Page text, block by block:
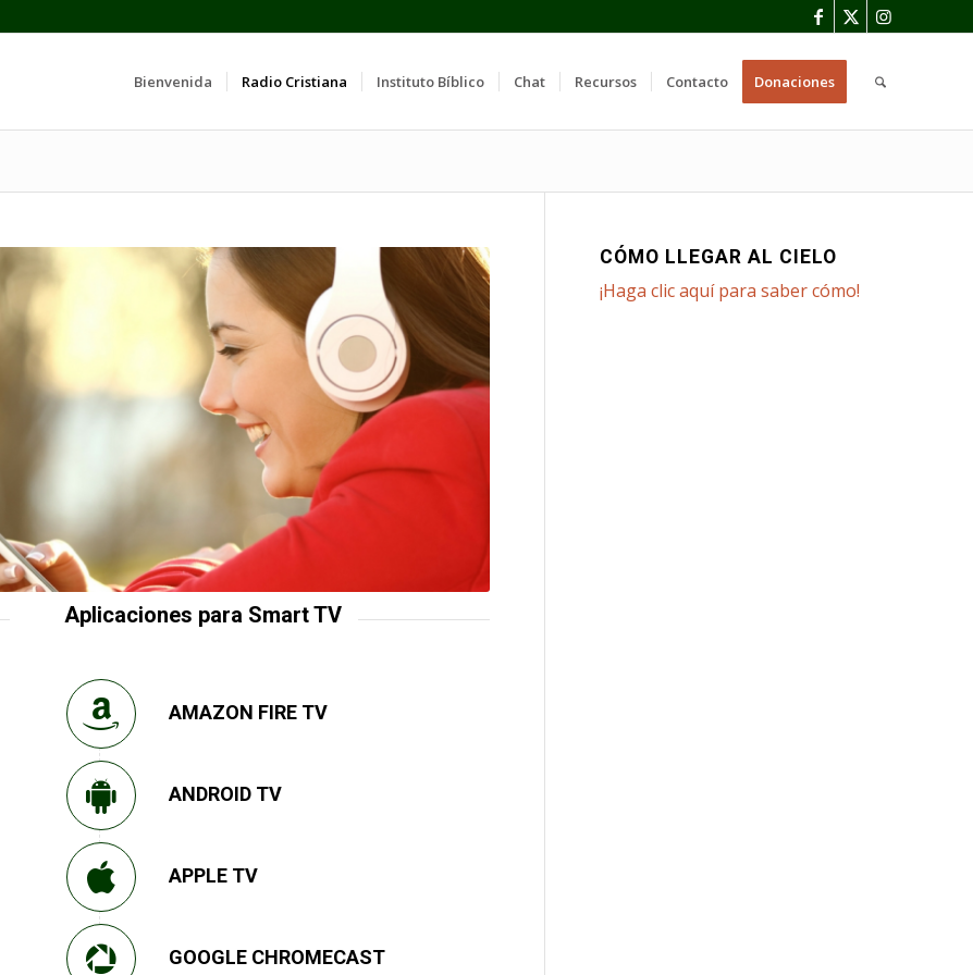
Bienvenida Radio Cristiana Instituto Bíblico Chat Recursos Contacto Donaciones
Aplicaciones para Smart TV
AMAZON FIRE TV
ANDROID TV
APPLE TV
GOOGLE CHROMECAST
CÓMO LLEGAR AL CIELO
¡Haga clic aquí para saber cómo!